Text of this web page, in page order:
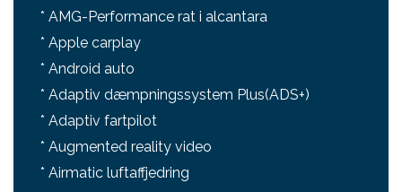
* AMG-Performance rat i alcantara
* Apple carplay
* Android auto
* Adaptiv dæmpningssystem Plus(ADS+)
* Adaptiv fartpilot
* Augmented reality video
* Airmatic luftaffjedring